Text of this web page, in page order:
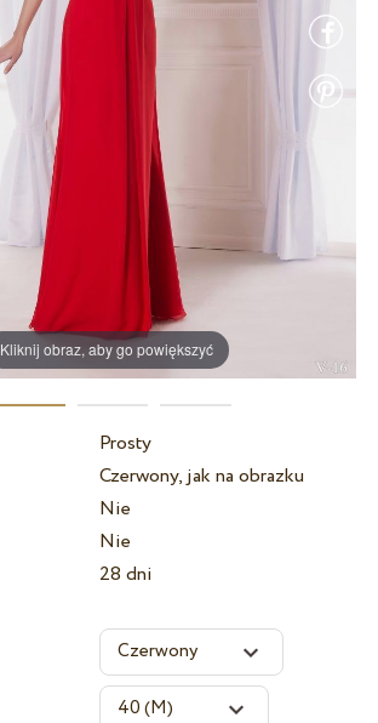
Kliknij obraz, aby go powiększyć
Prosty
Czerwony, jak na obrazku
Nie
Nie
28 dni